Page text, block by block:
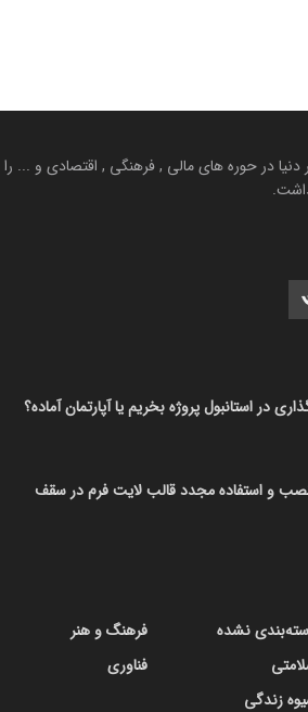
دنیا در حوره های مالی , فرهنگی , اقتصادی و ... را
در استانبول پروژه بخریم یا آپارتمان آماده؟
و استفاده مجدد قالب لایت فرم در سقف
نشده
زندگی
فرهنگ و هنر
فناوری